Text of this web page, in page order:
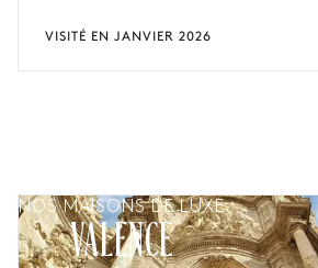
VISITÉ EN JANVIER 2026
NOS MAISONS DE LUXE
VALENCE